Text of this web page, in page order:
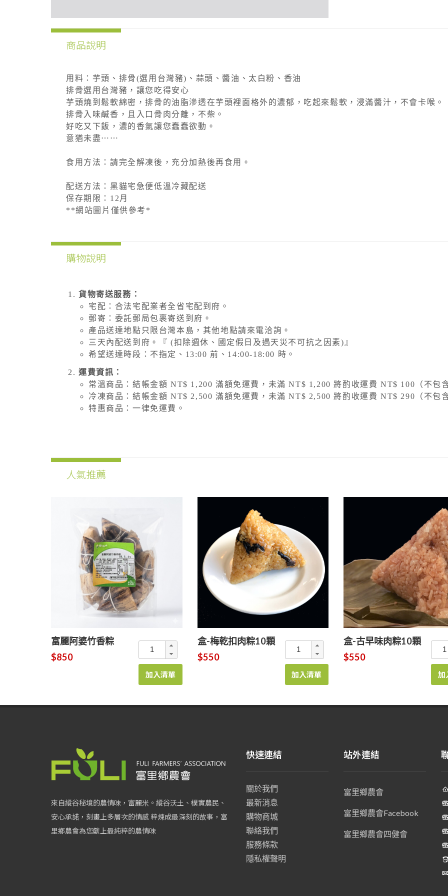
商品說明
用料：芋頭、排骨(選用台灣豬)、蒜頭、醬油、太白粉、香油
排骨選用台灣豬，讓您吃得安心
芋頭燒到鬆軟綿密，排骨的油脂滲透在芋頭裡面格外的濃郁，吃起來鬆軟，浸滿醬汁，不會卡喉。
排骨入味鹹香，且入口骨肉分離，不柴。
好吃又下飯，濃的香氣讓您蠢蠢欲動。
意猶未盡⋯⋯
食用方法：請完全解凍後，充分加熱後再食用。
配送方法：黑貓宅急便低溫冷藏配送
保存期限：12月
**網站圖片僅供參考*
購物說明
貨物寄送服務：
宅配：合法宅配業者全省宅配到府。
郵寄：委託郵局包裹寄送到府。
產品送達地點只限台灣本島，其他地點請來電洽詢。
三天內配送到府。『 (扣除週休、國定假日及遇天災不可抗之因素)』
希望送達時段：不指定、13:00 前、14:00-18:00 時。
運費資訊：
常溫商品：結帳金額 NT$ 1,200 滿額免運費，未滿 NT$ 1,200 將酌收運費 NT$ 100（不包
冷凍商品：結帳金額 NT$ 2,500 滿額免運費，未滿 NT$ 2,500 將酌收運費 NT$ 290（不包
特惠商品：一律免運費。
人氣推薦
富麗阿婆竹香粽
$850
加入清單
盒-梅乾扣肉粽10顆
$550
加入清單
盒-古早味肉粽10顆
$550
加
來自縱谷秘境的農情味，富麗米。縱谷沃土、樸實農民、
安心承諾，刻畫上多層次的情感 粹煉成最深刻的故事，富
里鄉農會為您獻上最純粹的農情味
快速連結
關於我們
最新消息
購物商城
聯絡我們
服務條款
隱私權聲明
站外連結
富里鄉農會
富里鄉農會Facebook
富里鄉農會四健會